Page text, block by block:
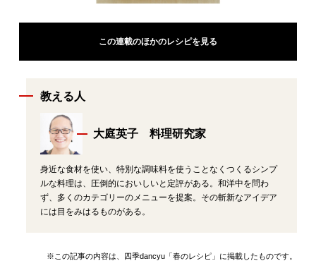
この連載のほかのレシピを見る
教える人
大庭英子 料理研究家
身近な食材を使い、特別な調味料を使うことなくつくるシンプ
ルな料理は、圧倒的においしいと定評がある。和洋中を問わ
ず、多くのカテゴリーのメニューを提案。その斬新なアイデア
には目をみはるものがある。
※この記事の内容は、四季dancyu「春のレシピ」に掲載したものです。